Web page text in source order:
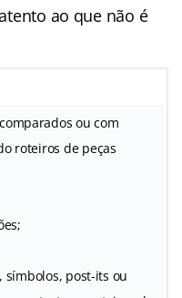
ao que não é
ou com
roteiros de peças
símbolos, post-its ou